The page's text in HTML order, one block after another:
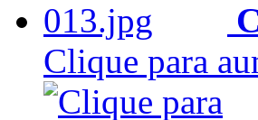
Clique para